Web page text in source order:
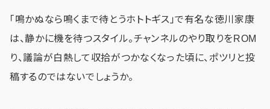
「鳴かぬなら鳴くまで待とうホトトギス」で有名な徳川家康
は、静かに機を待つスタイル。チャンネルのやり取りをROM
り、議論が白熱して収拾がつかなくなった頃に、ポツリと投
稿するのではないでしょうか。